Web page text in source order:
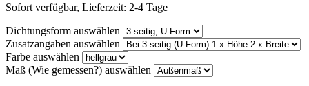
Sofort verfügbar, Lieferzeit: 2-4 Tage
Dichtungsform auswählen
Zusatzangaben auswählen
Farbe auswählen
Maß (Wie gemessen?) auswählen